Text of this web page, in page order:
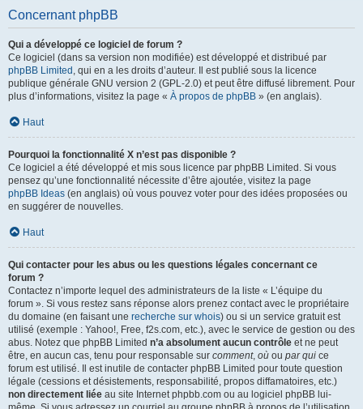
Concernant phpBB
Qui a développé ce logiciel de forum ?
Ce logiciel (dans sa version non modifiée) est développé et distribué par
phpBB Limited , qui en a les droits d’auteur. Il est publié sous la licence
publique générale GNU version 2 (GPL-2.0) et peut être diffusé librement. Pour
plus d’informations, visitez la page « À propos de phpBB » (en anglais).
Haut
Pourquoi la fonctionnalité X n’est pas disponible ?
Ce logiciel a été développé et mis sous licence par phpBB Limited. Si vous
pensez qu’une fonctionnalité nécessite d’être ajoutée, visitez la page
phpBB Ideas (en anglais) où vous pouvez voter pour des idées proposées ou
en suggérer de nouvelles.
Haut
Qui contacter pour les abus ou les questions légales concernant ce
forum ?
Contactez n’importe lequel des administrateurs de la liste « L’équipe du
forum ». Si vous restez sans réponse alors prenez contact avec le propriétaire
du domaine (en faisant une recherche sur whois) ou si un service gratuit est
utilisé (exemple : Yahoo!, Free, f2s.com, etc.), avec le service de gestion ou des
abus. Notez que phpBB Limited n’a absolument aucun contrôle et ne peut
être, en aucun cas, tenu pour responsable sur comment, où ou par qui ce
forum est utilisé. Il est inutile de contacter phpBB Limited pour toute question
légale (cessions et désistements, responsabilité, propos diffamatoires, etc.)
non directement liée au site Internet phpbb.com ou au logiciel phpBB lui-